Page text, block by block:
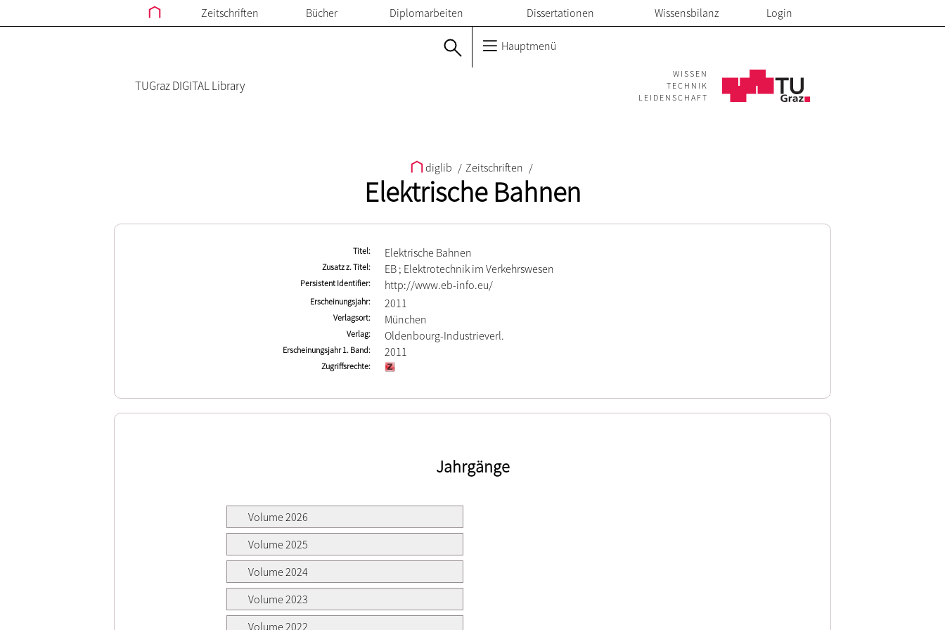
Zeitschriften Bücher Diplomarbeiten Dissertationen Wissensbilanz Login
Hauptmenü
TUGraz DIGITAL Library
WISSEN
TECHNIK
LEIDENSCHAFT
diglib / Zeitschriften /
Elektrische Bahnen
Titel Elektrische Bahnen
Zusatz z. Titel EB ; Elektrotechnik im Verkehrswesen
Persistent Identifier http://www.eb-info.eu/
Erscheinungsjahr 2011
Verlagsort München
Verlag Oldenbourg-Industrieverl.
Erscheinungsjahr 1. Band 2011
Zugriffsrechte
Jahrgänge
Volume 2026
Volume 2025
Volume 2024
Volume 2023
Volume 2022